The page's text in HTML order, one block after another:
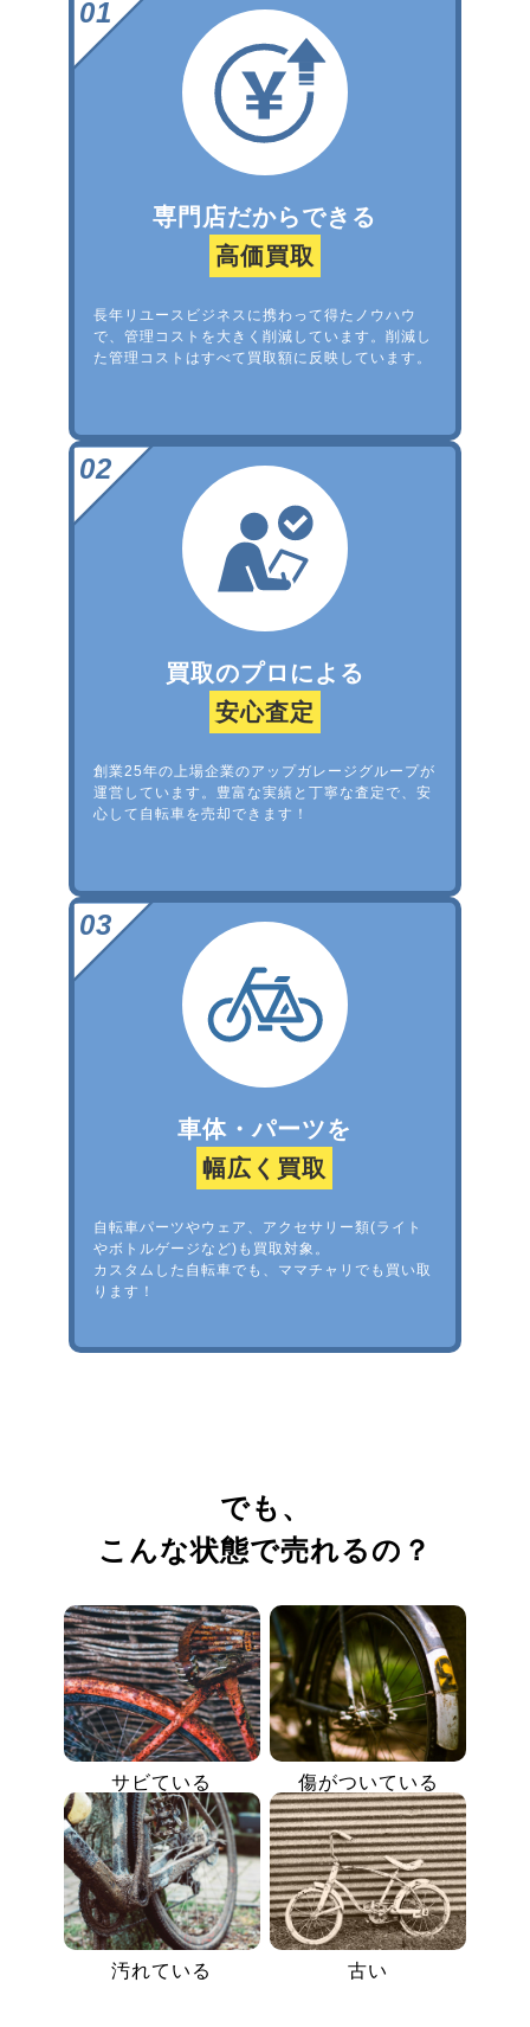
専門店だからできる
高価買取
長年リユースビジネスに携わって得たノウハウ
で、管理コストを大きく削減しています。削減し
た管理コストはすべて買取額に反映しています。
買取のプロによる
安心査定
創業25年の上場企業のアップガレージグループが
運営しています。豊富な実績と丁寧な査定で、安
心して自転車を売却できます！
車体・パーツを
幅広く買取
自転車パーツやウェア、アクセサリー類(ライト
やボトルゲージなど)も買取対象。
カスタムした自転車でも、ママチャリでも買い取
ります！
でも、
こんな状態で売れるの？
サビている 傷がついている
汚れている 古い